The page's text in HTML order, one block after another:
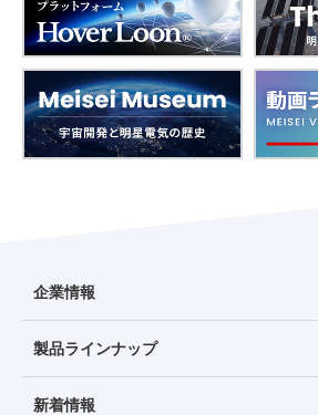
企業情報
製品ラインナップ
新着情報